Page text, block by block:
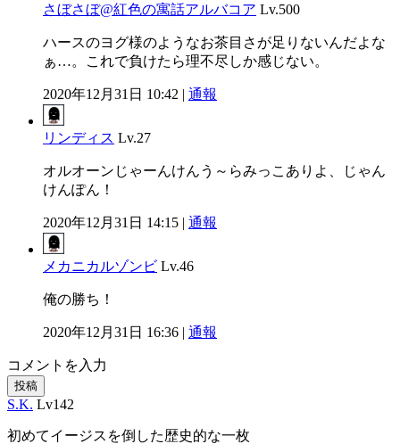
さぼさぼ@紅色の寓話アルバコア Lv.500
ハースのヨグ様のようなお茶目さが足りないんだよな
ぁ…。これで負けたら理不尽しか感じない。
2020年12月31日 10:42 | 通報
リンディス Lv.27
オルオーンじゃーんけんう～らみっこありよ、じゃん
けんぽん！
2020年12月31日 14:15 | 通報
メカニカルゾンビ Lv.46
俺の勝ち！
2020年12月31日 16:36 | 通報
コメントを入力
投稿
S.K. Lv142
初めてイージスを倒した歴史的な一枚